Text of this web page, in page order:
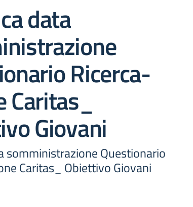
data
Ricerca-
Caritas_
Giovani
somministrazione Questionario
Caritas_ Obiettivo Giovani